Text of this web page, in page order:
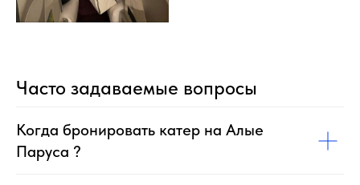
Часто задаваемые вопросы
Когда бронировать катер на Алые
Паруса ?